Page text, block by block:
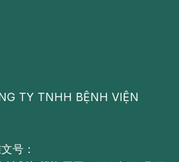
TY TNHH BỆNH VIỆN
号：